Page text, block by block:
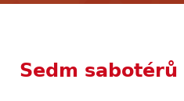
Sedm sabotérů